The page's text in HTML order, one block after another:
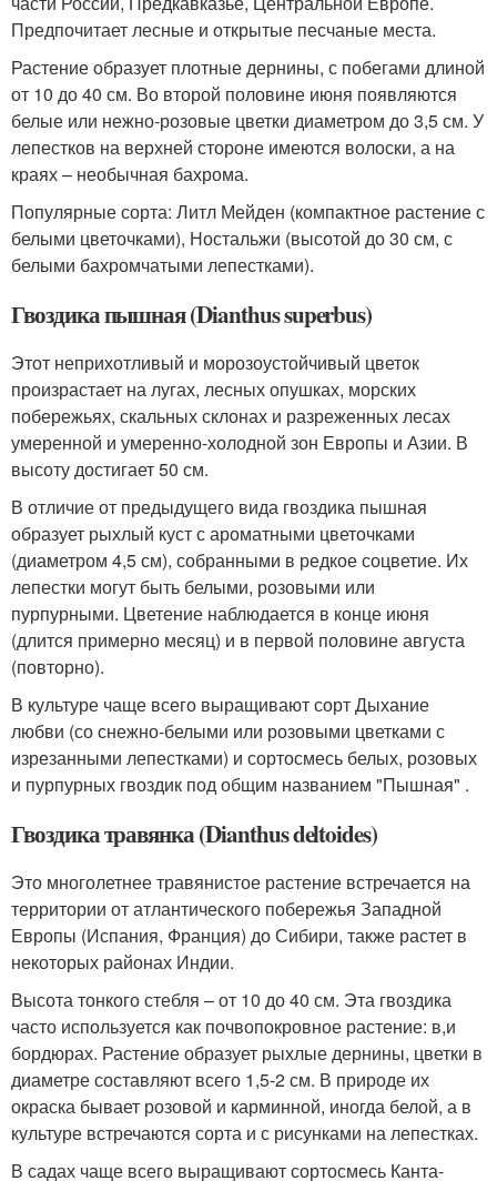
Предпочитает лесные и открытые песчаные места.
Растение образует плотные дернины, с побегами длиной
от 10 до 40 см. Во второй половине июня появляются
белые или нежно-розовые цветки диаметром до 3,5 см. У
лепестков на верхней стороне имеются волоски, а на
краях – необычная бахрома.
Популярные сорта: Литл Мейден (компактное растение с
белыми цветочками), Ностальжи (высотой до 30 см, с
белыми бахромчатыми лепестками).
Гвоздика пышная (Dianthus superbus)
Этот неприхотливый и морозоустойчивый цветок
произрастает на лугах, лесных опушках, морских
побережьях, скальных склонах и разреженных лесах
умеренной и умеренно-холодной зон Европы и Азии. В
высоту достигает 50 см.
В отличие от предыдущего вида гвоздика пышная
образует рыхлый куст с ароматными цветочками
(диаметром 4,5 см), собранными в редкое соцветие. Их
лепестки могут быть белыми, розовыми или
пурпурными. Цветение наблюдается в конце июня
(длится примерно месяц) и в первой половине августа
(повторно).
В культуре чаще всего выращивают сорт Дыхание
любви (со снежно-белыми или розовыми цветками с
изрезанными лепестками) и сортосмесь белых, розовых
и пурпурных гвоздик под общим названием "Пышная" .
Гвоздика травянка (Dianthus deltoides)
Это многолетнее травянистое растение встречается на
территории от атлантического побережья Западной
Европы (Испания, Франция) до Сибири, также растет в
некоторых районах Индии.
Высота тонкого стебля – от 10 до 40 см. Эта гвоздика
часто используется как почвопокровное растение: в,и
бордюрах. Растение образует рыхлые дернины, цветки в
диаметре составляют всего 1,5-2 см. В природе их
окраска бывает розовой и карминной, иногда белой, а в
культуре встречаются сорта и с рисунками на лепестках.
В садах чаще всего выращивают сортосмесь Канта-